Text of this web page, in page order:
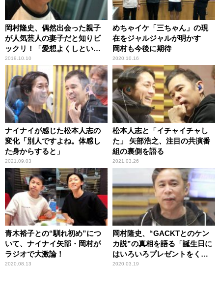
岡村隆史、偶然出会った親子
が人気芸人の妻子だと知りビ
ックリ！「愛想よくしといて
良かった」
2019.10.10
めちゃイケ「三ちゃん」の現
在をジャルジャルが明かす
岡村も今後に期待
2020.10.16
ナイナイが感じた松本人志の
変化「別人ですよね。体感し
た身からすると」
2021.09.03
松本人志と「イチャイチャし
た」 矢部浩之、注目の共演番
組の裏側を語る
2021.03.26
青木裕子との“馴れ初め”につ
いて、ナイナイ矢部・岡村が
ラジオで大激論！
2020.08.13
岡村隆史、“GACKTとのケン
カ説”の真相を語る「誕生日に
はいろいろプレゼントをくれ
る」
2020.03.19